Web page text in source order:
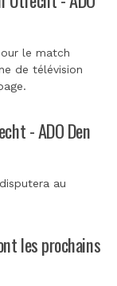
le match
de télévision
- ADO Den
au
les prochains